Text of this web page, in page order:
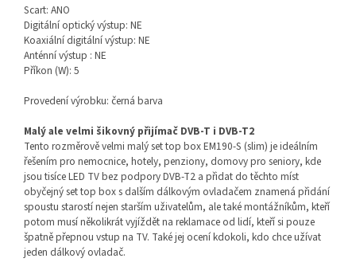
Scart: ANO
Digitální optický výstup: NE
Koaxiální digitální výstup: NE
Anténní výstup : NE
Příkon (W): 5
Provedení výrobku: černá barva
Malý ale velmi šikovný přijímač DVB-T i DVB-T2
Tento rozměrově velmi malý set top box EM190-S (slim) je ideálním
řešením pro nemocnice, hotely, penziony, domovy pro seniory, kde
jsou tisíce LED TV bez podpory DVB-T2 a přidat do těchto míst
obyčejný set top box s dalším dálkovým ovladačem znamená přidání
spoustu starostí nejen starším uživatelům, ale také montážníkům, kteří
potom musí několikrát vyjíždět na reklamace od lidí, kteří si pouze
špatně přepnou vstup na TV. Také jej ocení kdokoli, kdo chce užívat
jeden dálkový ovladač.